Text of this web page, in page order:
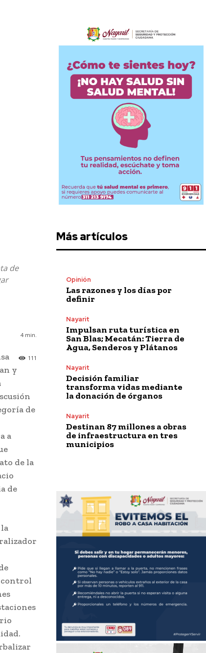
de
4 min.
111
y
de
a
de la
de
control
Más artículos
Opinión
Las razones y los días por
definir
Nayarit
Impulsan ruta turística en
San Blas; Mecatán: Tierra de
Agua, Senderos y Plátanos
Nayarit
Decisión familiar
transforma vidas mediante
la donación de órganos
Nayarit
Destinan 87 millones a obras
de infraestructura en tres
municipios